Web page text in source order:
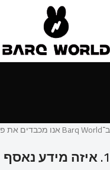
ב־Barq World אנו מכבדים את פרטיותכם ופועלים לשמירה על המידע האישי שלכם בהתאם לחוק הגנת הפרטיות, התשמ”א–1981.
1. איזה מידע נאסף